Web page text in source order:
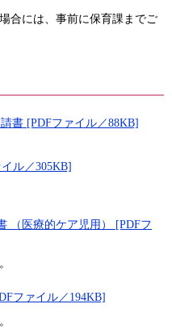
合には、事前に保育課までご
書 [PDFファイル／88KB]
ル／305KB]
（医療的ケア児用） [PDFフ
ファイル／194KB]